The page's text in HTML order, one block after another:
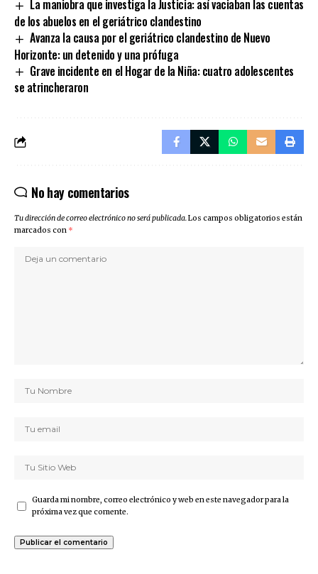
La maniobra que investiga la Justicia: así vaciaban las cuentas
de los abuelos en el geriátrico clandestino
Avanza la causa por el geriátrico clandestino de Nuevo
Horizonte: un detenido y una prófuga
Grave incidente en el Hogar de la Niña: cuatro adolescentes
se atrincheraron
No hay comentarios
Tu dirección de correo electrónico no será publicada.Los campos obligatorios están
marcados con *
Guarda mi nombre, correo electrónico y web en este navegador para la
próxima vez que comente.